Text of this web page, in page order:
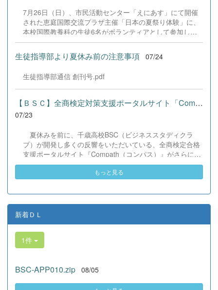
本校演劇部への変わらぬご声援をよろしくお願いいたしま
す。 &nbsp;
7月26日（日）、市民活動センター「えにあす」にて開催
された恵庭国際交流プラザ主催「日本の夏祭り体験」に、
本校国際教養科の生徒6名がボランティアとして参加しま
した！ 会場にはウクライナ、ネパール、アフガニスタンな
ど多国籍な参加者が集まり、ヨーヨー釣りや綿あめ、盆踊
りなどを満喫。浴衣姿でイベントを彩った1年生や、経験
葉や国境を超えて笑顔で交流を深めました。 主催者の方か
らは、「国籍や年齢を問わず笑顔で寄り添い、自分で考え
て動く姿が素晴らしい。異文化理解のマインドが自然と身
についている」と、賞賛の声をいただきました！ 教室の中
だけでなく、地域や世界という広いフィールドで本領を発
姿に、誇らしさでいっぱいです。 教養科生、どんどん外へ
飛び出そう！ その温かい心と行動力を磨き、世界を笑顔に
する魅力的な人材へ成長していく皆さんを応援していま
す！
生徒指導部より夏休み前の注意事項 07/24
生徒指導部通信 創刊号.pdf
【ＢＳＣ】全商検定対策支援ポータルサイト「Compath（コンパス）...
07/23
夏休みを前に、千歳高校BSC（ビジネススタディクラ
ブ）が開発し多くの反響をいただいている、全商検定合格
支援ポータルサイト『Compath（コンパス）』がさらにバ
ージョンアップいたしました。 今回もユーザーの皆様か
らいただいたアンケートのご意見をもとに、BSC部員のプ
の実装までを行いました。今回のアップデートでは、ビジ
ネス計算・簿記・ビジネス文書・情報処理・商業経済・財
務分析・ビジネスコミュニケーションなど各ジャンルに及
ぶ計79件の更新プログラムを一挙にリリースしました。
具体的には、各検定問題数の大幅増加をはじめ、英語翻訳
機能の追加、フォント拡大など視認性の改善、SEO対策
（タグの最適化）によるサイト動作の快適化を実施しまし
も生徒たちの技術と発想力でより学びやすいサイトへと進
もっと見る
新着ＤＬ
1件
BSC-APP010.zip 08/05